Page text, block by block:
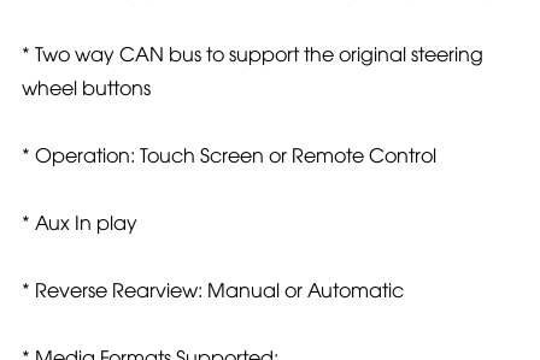
* Two way CAN bus to support the original steering
wheel buttons
* Operation: Touch Screen or Remote Control
* Aux In play
* Reverse Rearview: Manual or Automatic